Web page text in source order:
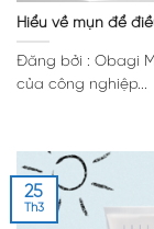
Hiểu về mụn để
Đăng bởi : Obagi
của công nghiệp...
25
Th3